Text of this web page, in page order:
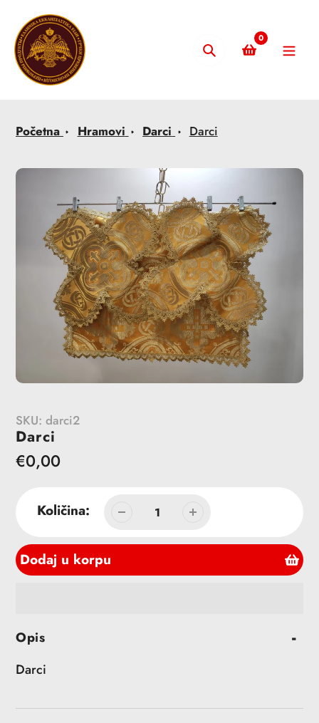
content
Pretraži
0
Početna Hramovi Darci Darci
SKU: darci2
Darci
Redovna
€0,00
Količina:
Dodaj u korpu
proizvoda
u
korpu
Opis
Darci